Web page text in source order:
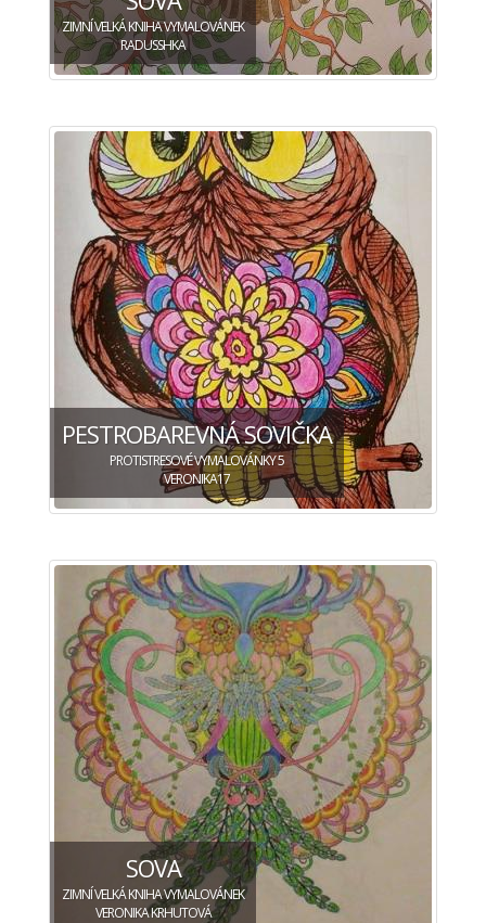
ZIMNÍ VELKÁ KNIHA VYMALOVÁNEK
RADUSSHKA
PESTROBAREVNÁ SOVIČKA
PROTISTRESOVÉ VYMALOVÁNKY 5
VERONIKA17
SOVA
ZIMNÍ VELKÁ KNIHA VYMALOVÁNEK
VERONIKA KRHUTOVÁ